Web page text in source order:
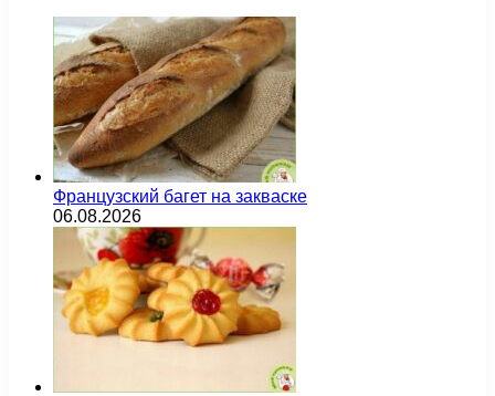
Французский багет на закваске
06.08.2026